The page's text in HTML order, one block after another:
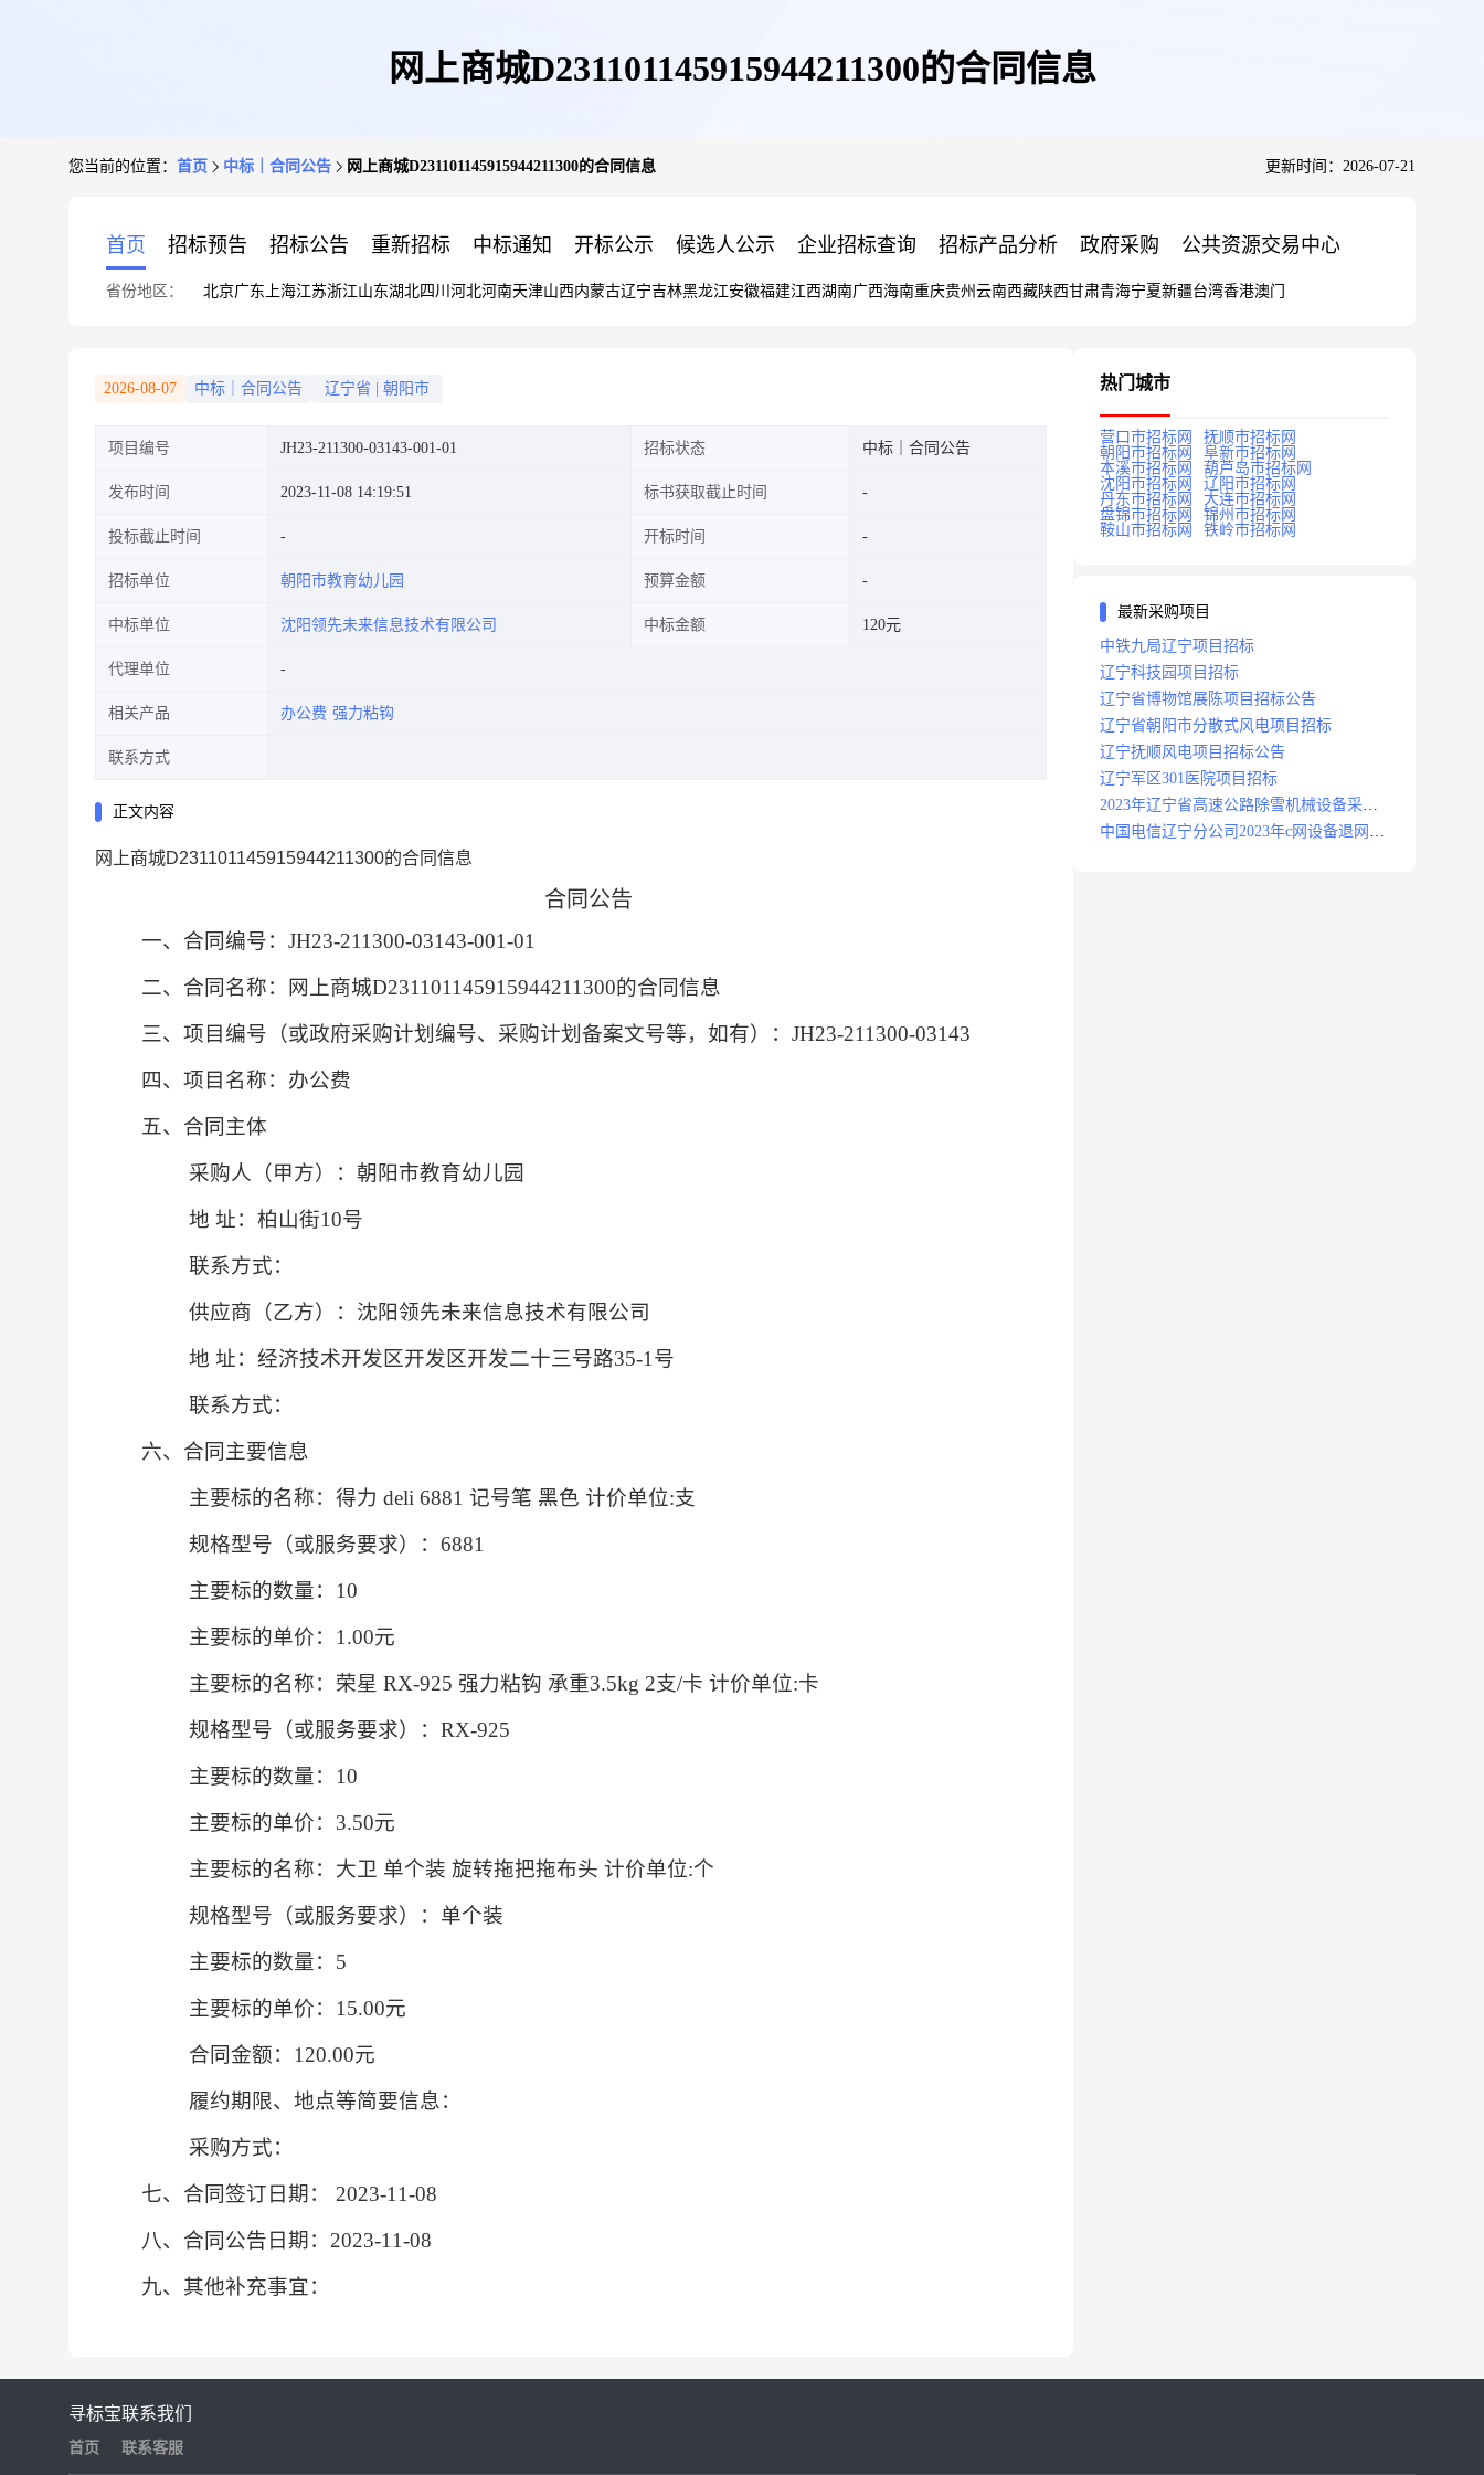
网上商城D231101145915944211300的合同信息
您当前的位置： 首页 中标｜合同公告 网上商城D231101145915944211300的合同信息 更新时间：2026-07-21
首页 招标预告 招标公告 重新招标 中标通知 开标公示 候选人公示 企业招标查询 招标产品分析 政府采购 公共资源交易中心
省份地区： 北京广东 上海江苏浙江山东湖北四川 河北河南天津山西内蒙古辽宁吉林黑龙江安徽福建江西湖南广西海南重庆贵州 云南西藏陕西甘肃青海宁夏新疆台湾香港澳门
2026-08-07 中标｜合同公告 辽宁省 朝阳市
项目编号 JH23-211300-03143-001-01 招标状态 中标｜合同公告
发布时间 2023-11-08 14:19:51 标书获取截止时间
投标截止时间 开标时间
招标单位 朝阳市教育幼儿园 预算金额
中标单位 沈阳领先未来信息技术有限公司 中标金额 120元
代理单位
相关产品 办公费 强力粘钩
联系方式
正文内容
网上商城D231101145915944211300的合同信息
合同公告
一、合同编号： JH23-211300-03143-001-01
二、合同名称：
网上商城D231101145915944211300的合同信息
三、项目编号（或政府采购计划编号、采购计划备案文号等，如有）： JH23-211300-03143
四、项目名称： 办公费
五、合同主体
采购人（甲方）：朝阳市教育幼儿园
地 址：柏山街10号
联系方式：
供应商（乙方）：沈阳领先未来信息技术有限公司
地 址：经济技术开发区开发区开发二十三号路35-1号
联系方式：
六、合同主要信息
主要标的名称：得力 deli 6881 记号笔 黑色 计价单位:支
规格型号（或服务要求）：6881
主要标的数量：10
主要标的单价：1.00元
主要标的名称：荣星 RX-925 强力粘钩 承重3.5kg 2支/卡 计价单位:卡
规格型号（或服务要求）：RX-925
主要标的数量：10
主要标的单价：3.50元
主要标的名称：大卫 单个装 旋转拖把拖布头 计价单位:个
规格型号（或服务要求）：单个装
主要标的数量：5
主要标的单价：15.00元
合同金额：120.00元
履约期限、地点等简要信息：
采购方式：
七、合同签订日期： 2023-11-08
八、合同公告日期： 2023-11-08
九、其他补充事宜：
热门城市
营口市招标网
抚顺市招标网
朝阳市招标网
阜新市招标网
本溪市招标网
葫芦岛市招标网
沈阳市招标网
辽阳市招标网
丹东市招标网
大连市招标网
盘锦市招标网
锦州市招标网
鞍山市招标网
铁岭市招标网
最新采购项目
中铁九局辽宁项目招标
辽宁科技园项目招标
辽宁省博物馆展陈项目招标公告
辽宁省朝阳市分散式风电项目招标
辽宁抚顺风电项目招标公告
辽宁军区301医院项目招标
2023年辽宁省高速公路除雪机械设备采购
项目招标招标公告
中国电信辽宁分公司2023年c网设备退网拆
寻标宝
首页
联系我们
联系客服